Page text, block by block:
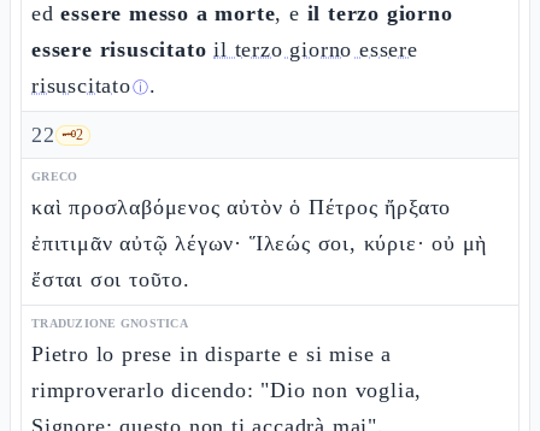
edessere messo a morte, e il terzo giorno
essere risuscitato il terzo giorno essere
risuscitatoⓘ.
22 🗝️2
GRECO
καὶ προσλαβόμενος αὐτὸν ὁ Πέτρος ἤρξατο
ἐπιτιμᾶν αὐτῷ λέγων· Ἵλεώς σοι, κύριε· οὐ μὴ
ἔσται σοι τοῦτο.
TRADUZIONE GNOSTICA
Pietro lo prese in disparte e si mise a
rimproverarlo dicendo: "Dio non voglia,
Signore; questo non ti accadrà mai".